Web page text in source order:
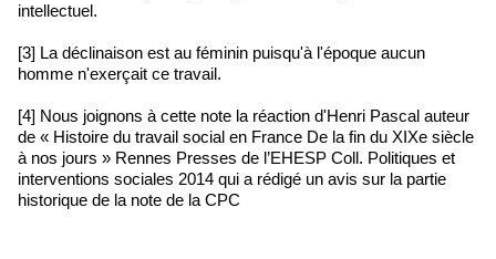
intellectuel.
[3] La déclinaison est au féminin puisqu'à l'époque aucun
homme n'exerçait ce travail.
[4] Nous joignons à cette note la réaction d'Henri Pascal auteur
de « Histoire du travail social en France De la fin du XIXe siècle
à nos jours » Rennes Presses de l’EHESP Coll. Politiques et
interventions sociales 2014 qui a rédigé un avis sur la partie
historique de la note de la CPC